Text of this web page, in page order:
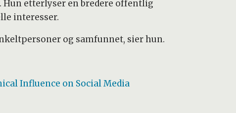
etterlyser en bredere offentlig
interesser.
og samfunnet, sier hun.
Influence on Social Media